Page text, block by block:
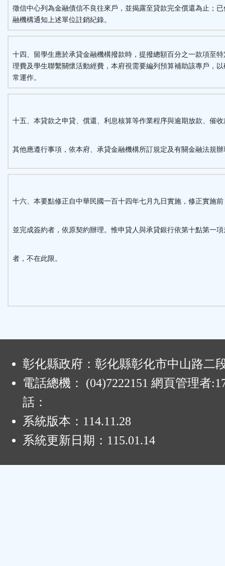
徵信中心列為金融債信不良往來戶，並揭露至貸款完全償還為止；
融機構通知上述單位註銷紀錄。
十四、留學生應於承貸金融機構撥款時，提撥總額百分之一款項至
理費及學生聯繫關懷活動經費，本府視需要編列預算補助該專戶，
常運作。
十五、本貸款之申貸、償還、利息核算等作業程序與逾期放款、催
其他應遵行事項，依本府、承貸金融機構所訂規定及有關金融法規辦
十六、本要點修正自中華民國一百十四年七月九日實施，修正實施
並完成簽約者，依原契約辦理。惟申貸人與承貸銀行依第十點第一
者，不在此限。
彰化縣政府：彰化縣彰化市中山路二
電話總機： (04)7222151 網頁管理者
話：
系統版本： 114.11.28
系統更新日期： 115.01.14